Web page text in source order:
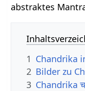
abstraktes
1 Chandrika
2 Bilder zu
3 Chandrika